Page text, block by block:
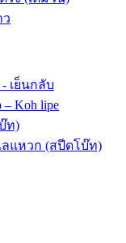
ว
เย็นกลับ
– Koh lipe
ท)
ลแหวก (สปีดโบ๊ท)